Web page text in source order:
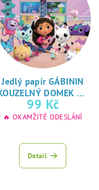
Jedlý papír GÁBININ
DOMEK ★
oblíbený tisk na
jedlý papír
99 Kč
🔥 OKAMŽITÉ ODESLÁNÍ
Detail